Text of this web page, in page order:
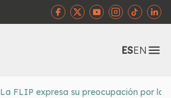
ESEN
La FLIP expresa su preocupación por